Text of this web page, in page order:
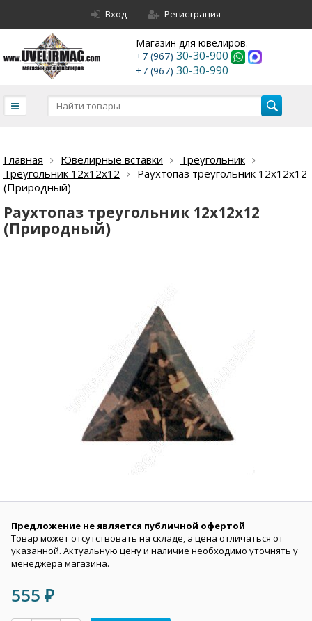
Вход Регистрация
Магазин для ювелиров.
+7 (967) 30-30-900
+7 (967) 30-30-990
Главная Ювелирные вставки
Треугольник
Треугольник 12х12х12
Раухтопаз треугольник 12х12х12
(Природный)
Раухтопаз треугольник 12х12х12
(Природный)
Предложение не является публичной офертой
Товар может отсутствовать на складе, а цена отличаться от
указанной. Актуальную цену и наличие необходимо уточнять у
менеджера магазина.
555 ₽